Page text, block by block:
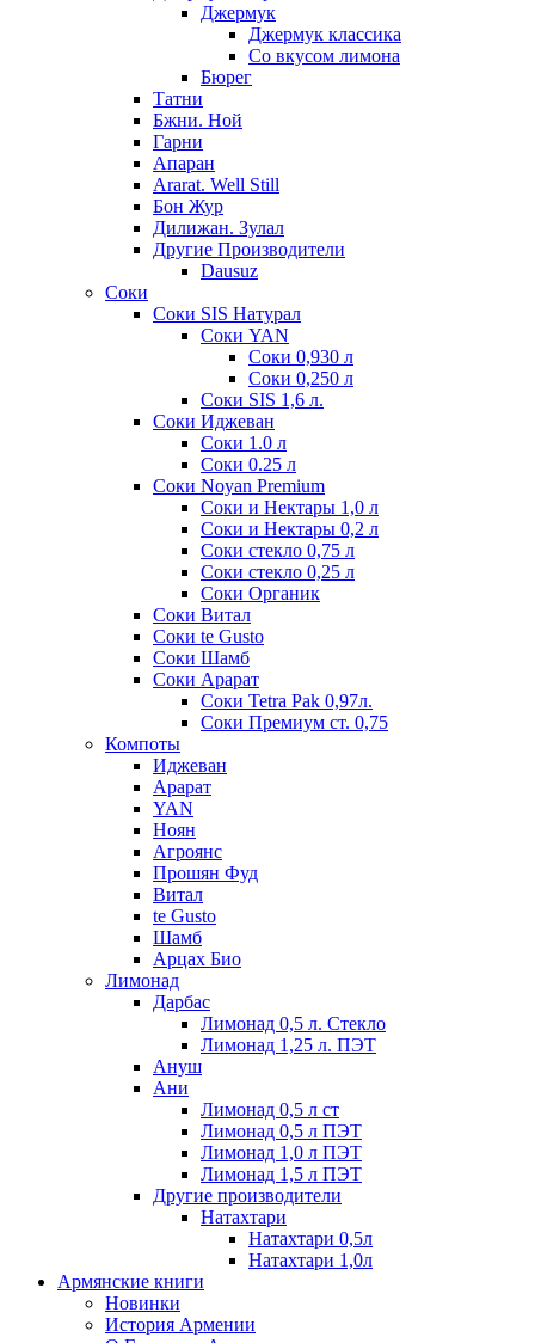
Джермук
Джермук классика
Со вкусом лимона
Бюрег
Татни
Бжни. Ной
Гарни
Апаран
Ararat. Well Still
Бон Жур
Дилижан. Зулал
Другие Производители
Dausuz
Соки
Соки SIS Натурал
Соки YAN
Соки 0,930 л
Соки 0,250 л
Соки SIS 1,6 л.
Соки Иджеван
Соки 1.0 л
Соки 0.25 л
Соки Noyan Premium
Соки и Нектары 1,0 л
Соки и Нектары 0,2 л
Соки стекло 0,75 л
Соки стекло 0,25 л
Соки Органик
Соки Витал
Соки te Gusto
Соки Шамб
Соки Арарат
Соки Tetra Pak 0,97л.
Соки Премиум ст. 0,75
Компоты
Иджеван
Арарат
YAN
Ноян
Агроянс
Прошян Фуд
Витал
te Gusto
Шамб
Арцах Био
Лимонад
Дарбас
Лимонад 0,5 л. Стекло
Лимонад 1,25 л. ПЭТ
Ануш
Ани
Лимонад 0,5 л ст
Лимонад 0,5 л ПЭТ
Лимонад 1,0 л ПЭТ
Лимонад 1,5 л ПЭТ
Другие производители
Натахтари
Натахтари 0,5л
Натахтари 1,0л
Армянские книги
Новинки
История Армении